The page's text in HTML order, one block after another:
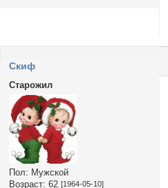
Cкиф
Старожил
Пол: Мужской
Возраст: 62 [1964-05-10]